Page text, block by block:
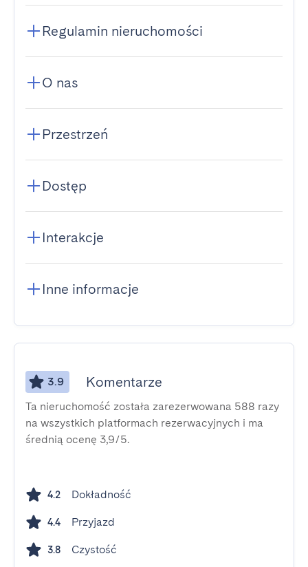
Regulamin nieruchomości
O nas
Przestrzeń
Dostęp
Interakcje
Inne informacje
3.9 Komentarze
Ta nieruchomość została zarezerwowana 588 razy
na wszystkich platformach rezerwacyjnych i ma
średnią ocenę 3,9/5.
4.2 Dokładność
4.4 Przyjazd
3.8 Czystość